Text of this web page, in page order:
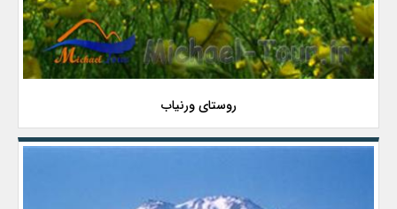
روستای ورنیاب